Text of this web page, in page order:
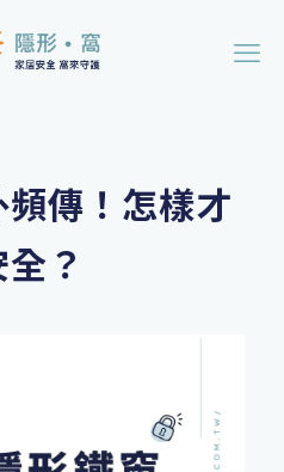
傳！怎樣才
？